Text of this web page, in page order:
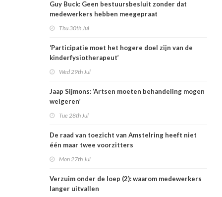
Guy Buck: Geen bestuursbesluit zonder dat
medewerkers hebben meegepraat
Thu 30th Jul
‘Participatie moet het hogere doel zijn van de
kinderfysiotherapeut’
Wed 29th Jul
Jaap Sijmons: ‘Artsen moeten behandeling mogen
weigeren’
Tue 28th Jul
De raad van toezicht van Amstelring heeft niet
één maar twee voorzitters
Mon 27th Jul
Verzuim onder de loep (2): waarom medewerkers
langer uitvallen